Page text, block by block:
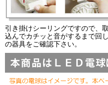
引き掛けシーリングですので、
込んでカチッと音がするまで回
の器具をご確認下さい。